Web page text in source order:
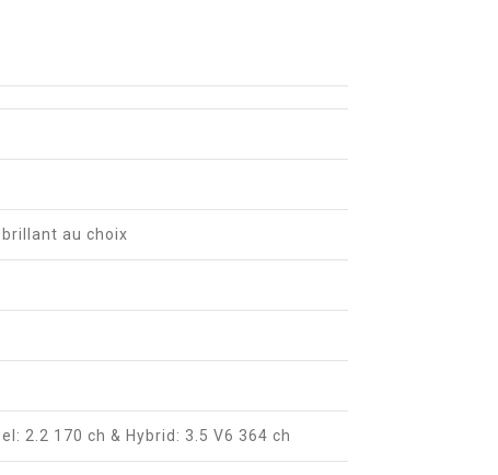
au choix
2.2 170 ch & Hybrid: 3.5 V6 364 ch